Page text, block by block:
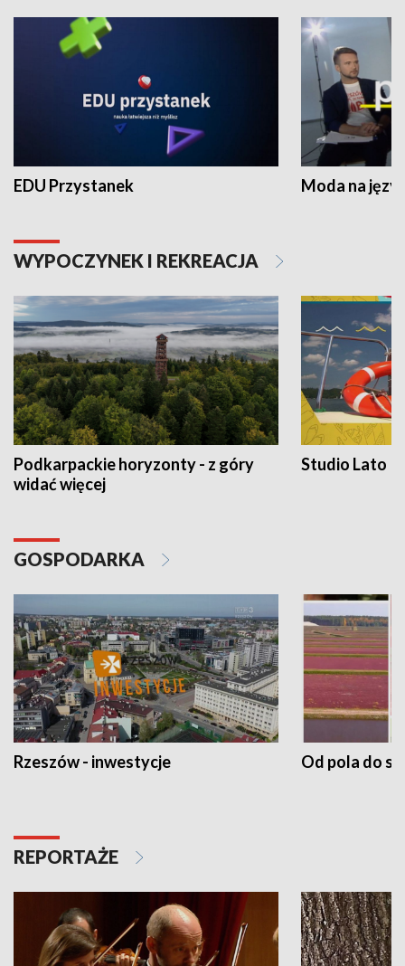
EDU Przystanek Moda na
WYPOCZYNEK I REKREACJA
Podkarpackie horyzonty - z góry
widać więcej
Studio Lato
GOSPODARKA
Rzeszów - inwestycje Od pola do
REPORTAŻE